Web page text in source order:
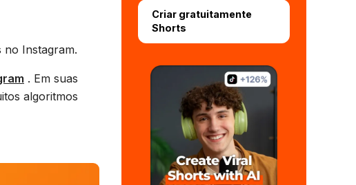
no Instagram.
. Em suas
algoritmos
Criar gratuitamente
Shorts